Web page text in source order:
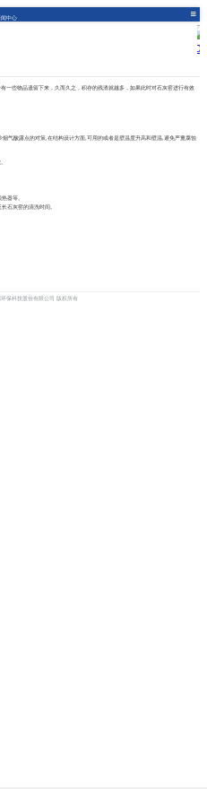
闻中心
一些物品遗留下来，久而久之，积存的残渣就越多，如果此时对石灰窑进行有效
气酸露点的对策,在结构设计方面,可用的或者是壁温度升高和壁温,避免严重腐蚀
器等。
石灰窑的清洗时间。
保科技股份有限公司 版权所有